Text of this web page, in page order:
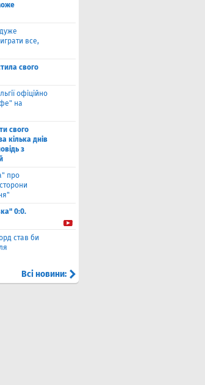
все,
свого
офіційно
на
свого
кілька днів
з
про
0:0.
став би
Всі новини: